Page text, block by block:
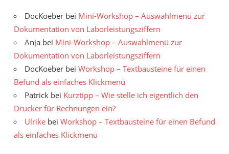
DocKoeber bei Mini-Workshop – Auswahlmenü zur
Dokumentation von Laborleistungsziffern
Anja bei Mini-Workshop – Auswahlmenü zur
Dokumentation von Laborleistungsziffern
DocKoeber bei Workshop – Textbausteine für einen
Befund als einfaches Klickmenü
Patrick bei Kurztipp – Wie stelle ich eigentlich den
Drucker für Rechnungen ein?
Ulrike bei Workshop – Textbausteine für einen Befund
als einfaches Klickmenü